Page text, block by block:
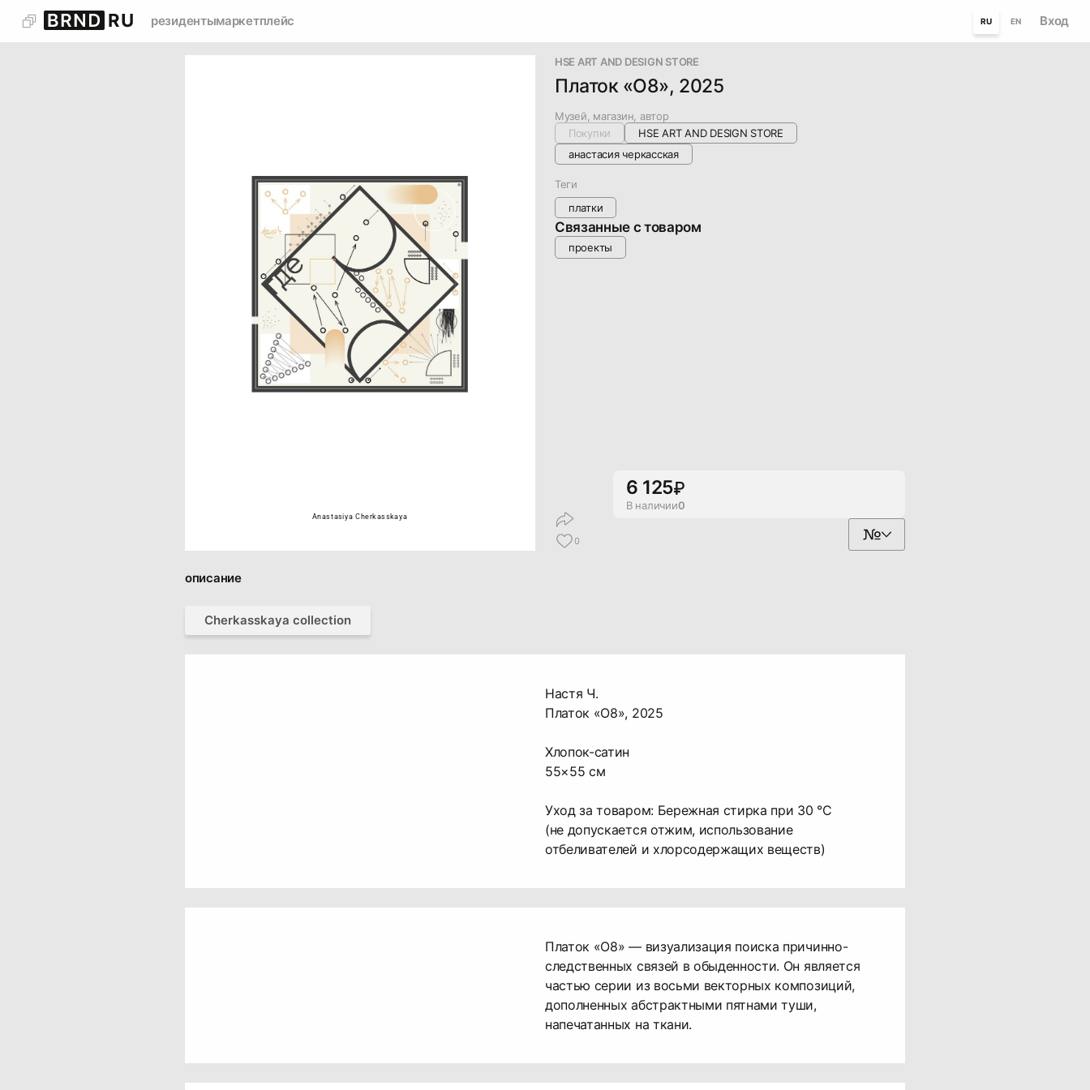
резидентымаркетплейс RU EN Вход
Anastasiya Cherkasskaya
HSE ART AND DESIGN STORE
Платок «О8», 2025
Музей, магазин, автор
Покупки
HSE ART AND DESIGN STORE
анастасия черкасская
Теги
платки
Связанные с товаром
проекты
0
6 125
В наличии0
описание
Cherkasskaya collection
Настя Ч.
Платок «О8», 2025
Хлопок-сатин
55×55 см
Уход за товаром: Бережная стирка при 30 °C
(не допускается отжим, использование
отбеливателей и хлорсодержащих веществ)
Платок «О8» — визуализация поиска причинно-
следственных связей в обыденности. Он является
частью серии из восьми векторных композиций,
дополненных абстрактными пятнами туши,
напечатанных на ткани.